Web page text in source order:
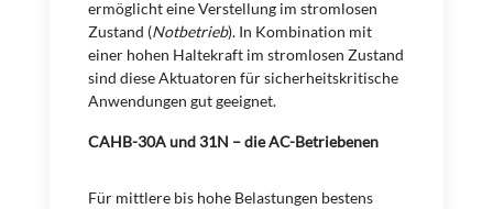
ermöglicht eine Verstellung im stromlosen
Zustand (Notbetrieb). In Kombination mit
einer hohen Haltekraft im stromlosen Zustand
sind diese Aktuatoren für sicherheitskritische
Anwendungen gut geeignet.
CAHB-30A und 31N – die AC-Betriebenen
Für mittlere bis hohe Belastungen bestens